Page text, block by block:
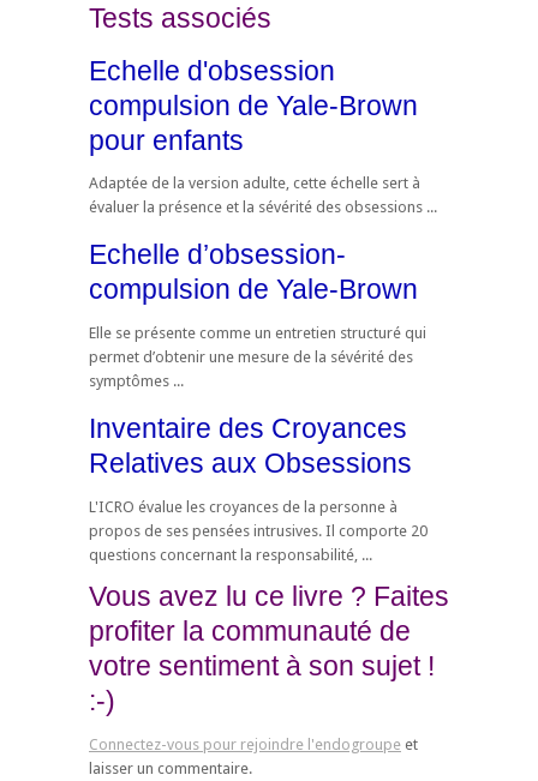
Tests associés
Echelle d'obsession
compulsion de Yale-Brown
pour enfants
Adaptée de la version adulte, cette échelle sert à
évaluer la présence et la sévérité des obsessions ...
Echelle d’obsession-
compulsion de Yale-Brown
Elle se présente comme un entretien structuré qui
permet d’obtenir une mesure de la sévérité des
symptômes ...
Inventaire des Croyances
Relatives aux Obsessions
L'ICRO évalue les croyances de la personne à
propos de ses pensées intrusives. Il comporte 20
questions concernant la responsabilité, ...
Vous avez lu ce livre ? Faites
profiter la communauté de
votre sentiment à son sujet !
:-)
Connectez-vous pour rejoindre l'endogroupe et
laisser un commentaire.